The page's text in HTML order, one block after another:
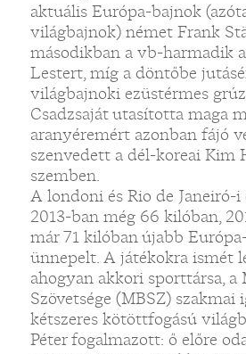
aktuális Európa-bajnok
világbajnok) német Frank
másodikban a vb-harmadik
Lestert, míg a döntőbe
világbajnoki ezüstérmes
Csadzsaját utasította maga
aranyéremért azonban fájó
szenvedett a dél-koreai Kim
szemben.
A londoni és Rio de
2013-ban még 66 kilóban,
már 71 kilóban újabb
ünnepelt. A játékokra ismét
ahogyan akkori sporttársa, a
Szövetsége (MBSZ) szakmai
kétszeres kötöttfogású
Péter fogalmazott: ő előre